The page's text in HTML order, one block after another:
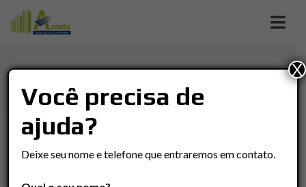
Imóveis Casa
Você precisa de
ajuda?
Deixe seu nome e telefone que entraremos em contato.
X